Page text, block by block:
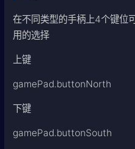
在不同类型的手柄上4个键位
用的选择
上键
gamePad.buttonNorth
下键
gamePad.buttonSouth